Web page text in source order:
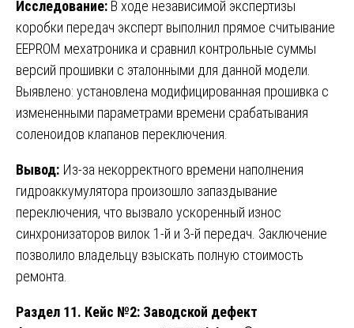
Исследование: В ходе независимой экспертизы
коробки передач эксперт выполнил прямое считывание
EEPROM мехатроника и сравнил контрольные суммы
версий прошивки с эталонными для данной модели.
Выявлено: установлена модифицированная прошивка с
измененными параметрами времени срабатывания
соленоидов клапанов переключения.
Вывод: Из-за некорректного времени наполнения
гидроаккумулятора произошло запаздывание
переключения, что вызвало ускоренный износ
синхронизаторов вилок 1-й и 3-й передач. Заключение
позволило владельцу взыскать полную стоимость
ремонта.
Раздел 11. Кейс №2: Заводской дефект